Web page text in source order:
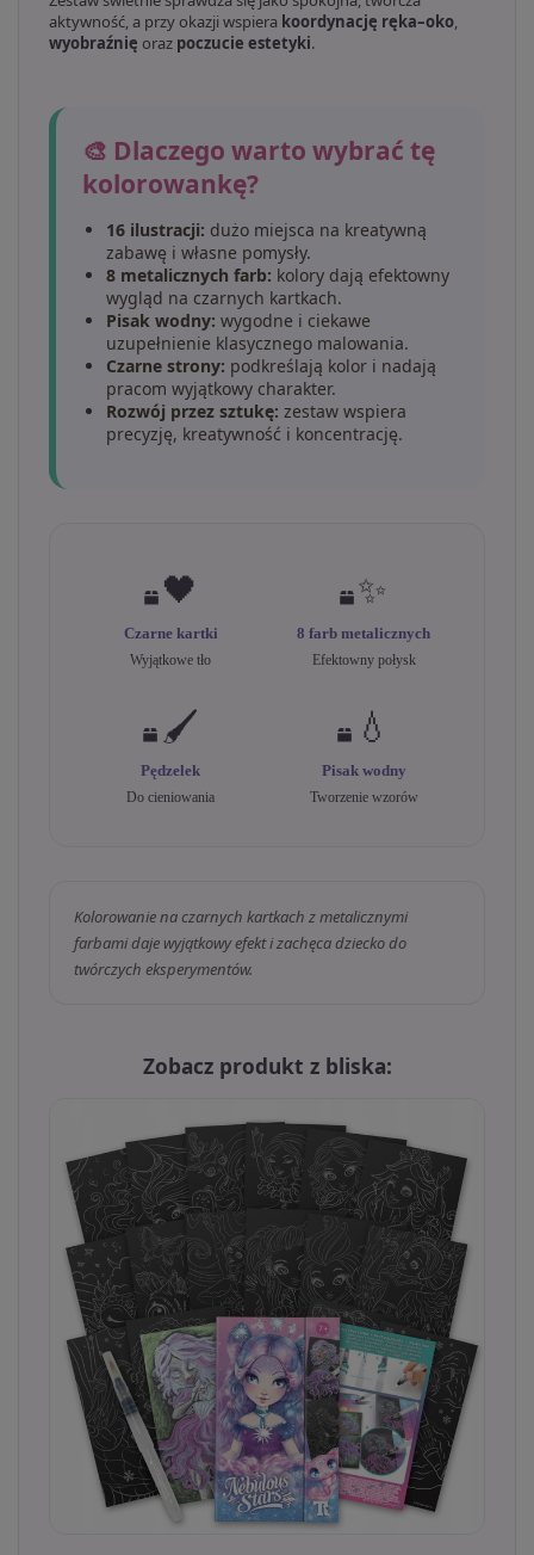
aktywność, a przy okazji wspiera koordynację ręka–oko,
wyobraźnię oraz poczucie estetyki.
🎨 Dlaczego warto wybrać tę
kolorowankę?
16 ilustracji: dużo miejsca na kreatywną
zabawę i własne pomysły.
8 metalicznych farb: kolory dają efektowny
wygląd na czarnych kartkach.
Pisak wodny: wygodne i ciekawe
uzupełnienie klasycznego malowania.
Czarne strony: podkreślają kolor i nadają
pracom wyjątkowy charakter.
Rozwój przez sztukę: zestaw wspiera
precyzję, kreatywność i koncentrację.
🖤
Czarne kartki
Wyjątkowe tło
✨
8 farb metalicznych
Efektowny połysk
🖌️
Pędzelek
Do cieniowania
💧
Pisak wodny
Tworzenie wzorów
Kolorowanie na czarnych kartkach z metalicznymi
farbami daje wyjątkowy efekt i zachęca dziecko do
twórczych eksperymentów.
Zobacz produkt z bliska: